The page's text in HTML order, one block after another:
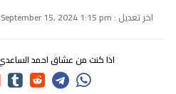
اخر تعديل : September 15, 2024 1:15 pm
اذا كنت من عشاق احمد